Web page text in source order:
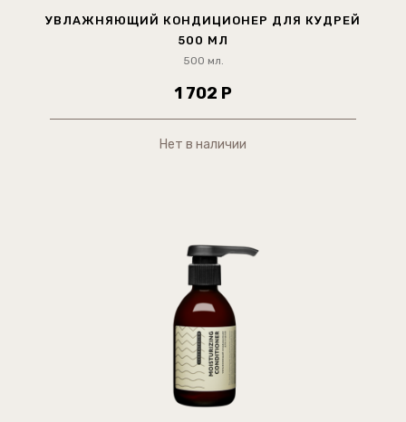
УВЛАЖНЯЮЩИЙ КОНДИЦИОНЕР ДЛЯ КУДРЕЙ
500 МЛ
500 мл.
1 702 Р
Нет в наличии